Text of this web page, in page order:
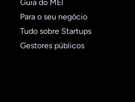
Guia do MEI
Para o seu negócio
Tudo sobre Startups
Gestores públicos